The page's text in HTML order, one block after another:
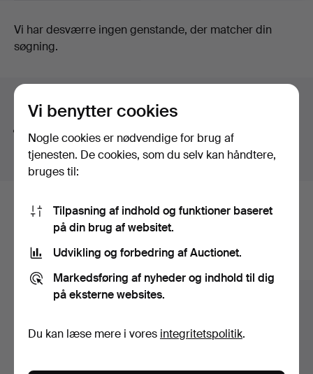
Welcome!
Igangværende
auktioner
Vi har desværre ingen genstande, der matcher din
søgning.
Vi søger automatisk på dele af ord. Søger du efter
bånd, finder vi ogsåarmbåndsur.
Her er genstande fra vores arkiv, der
matcher din søgning
Vi benytter cookies
Nogle cookies er nødvendige for brug af
tjenesten. De cookies, som du selv kan håndtere,
bruges til:
Tilpasning af indhold og funktioner baseret
på din brug af websitet.
Udvikling og forbedring af Auctionet.
Markedsføring af nyheder og indhold til dig
på eksterne websites.
Du kan læse mere i vores integritetspolitik.